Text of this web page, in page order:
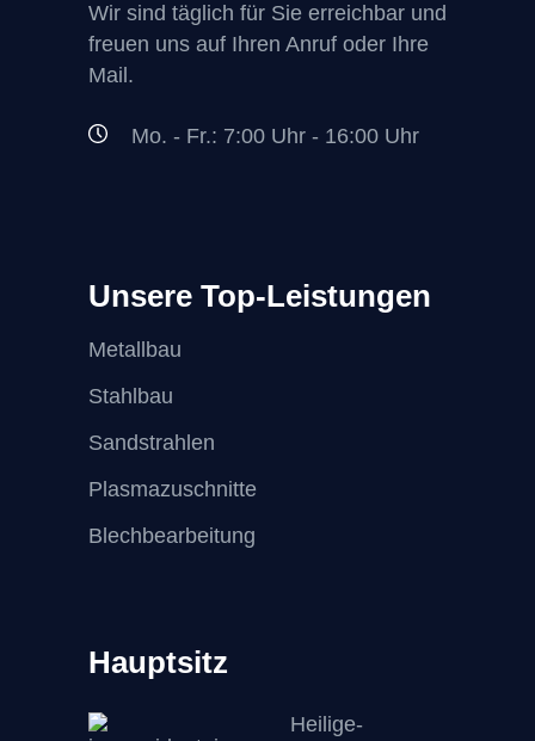
Wir sind täglich für Sie erreichbar und
freuen uns auf Ihren Anruf oder Ihre
Mail.
Mo. - Fr.: 7:00 Uhr - 16:00 Uhr
Unsere Top-Leistungen
Metallbau
Stahlbau
Sandstrahlen
Plasmazuschnitte
Blechbearbeitung
Hauptsitz
Heilige-